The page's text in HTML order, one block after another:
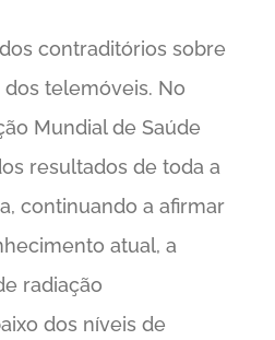
contraditórios sobre
telemóveis. No
Mundial de Saúde
resultados de toda a
continuando a afirmar
atual, a
radiação
dos níveis de